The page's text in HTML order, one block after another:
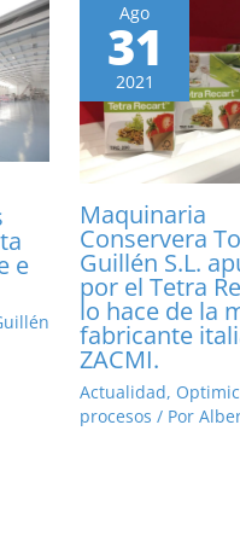
e
Ago
31
2021
Maquinaria
Conservera
Guillén S.L.
por el Tetra
lo hace de la
fabricante
ZACMI.
Actualidad,
procesos / Por